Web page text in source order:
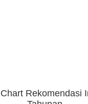
Rekomendasi